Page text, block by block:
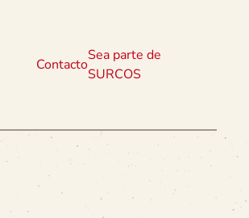
Contacto
Sea parte de
SURCOS